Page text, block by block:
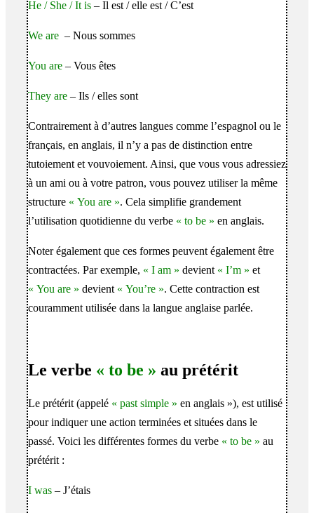
He / She / It is – Il est / elle est / C’est
We are – Nous sommes
You are – Vous êtes
They are – Ils / elles sont
Contrairement à d’autres langues comme l’espagnol ou le
français, en anglais, il n’y a pas de distinction entre
tutoiement et vouvoiement. Ainsi, que vous vous adressiez
à un ami ou à votre patron, vous pouvez utiliser la même
structure « You are ». Cela simplifie grandement
l’utilisation quotidienne du verbe « to be » en anglais.
Noter également que ces formes peuvent également être
contractées. Par exemple, « I am » devient « I’m » et
« You are » devient « You’re ». Cette contraction est
couramment utilisée dans la langue anglaise parlée.
Le verbe « to be » au prétérit
Le prétérit (appelé « past simple » en anglais »), est utilisé
pour indiquer une action terminées et situées dans le
passé. Voici les différentes formes du verbe « to be » au
prétérit :
I was – J’étais